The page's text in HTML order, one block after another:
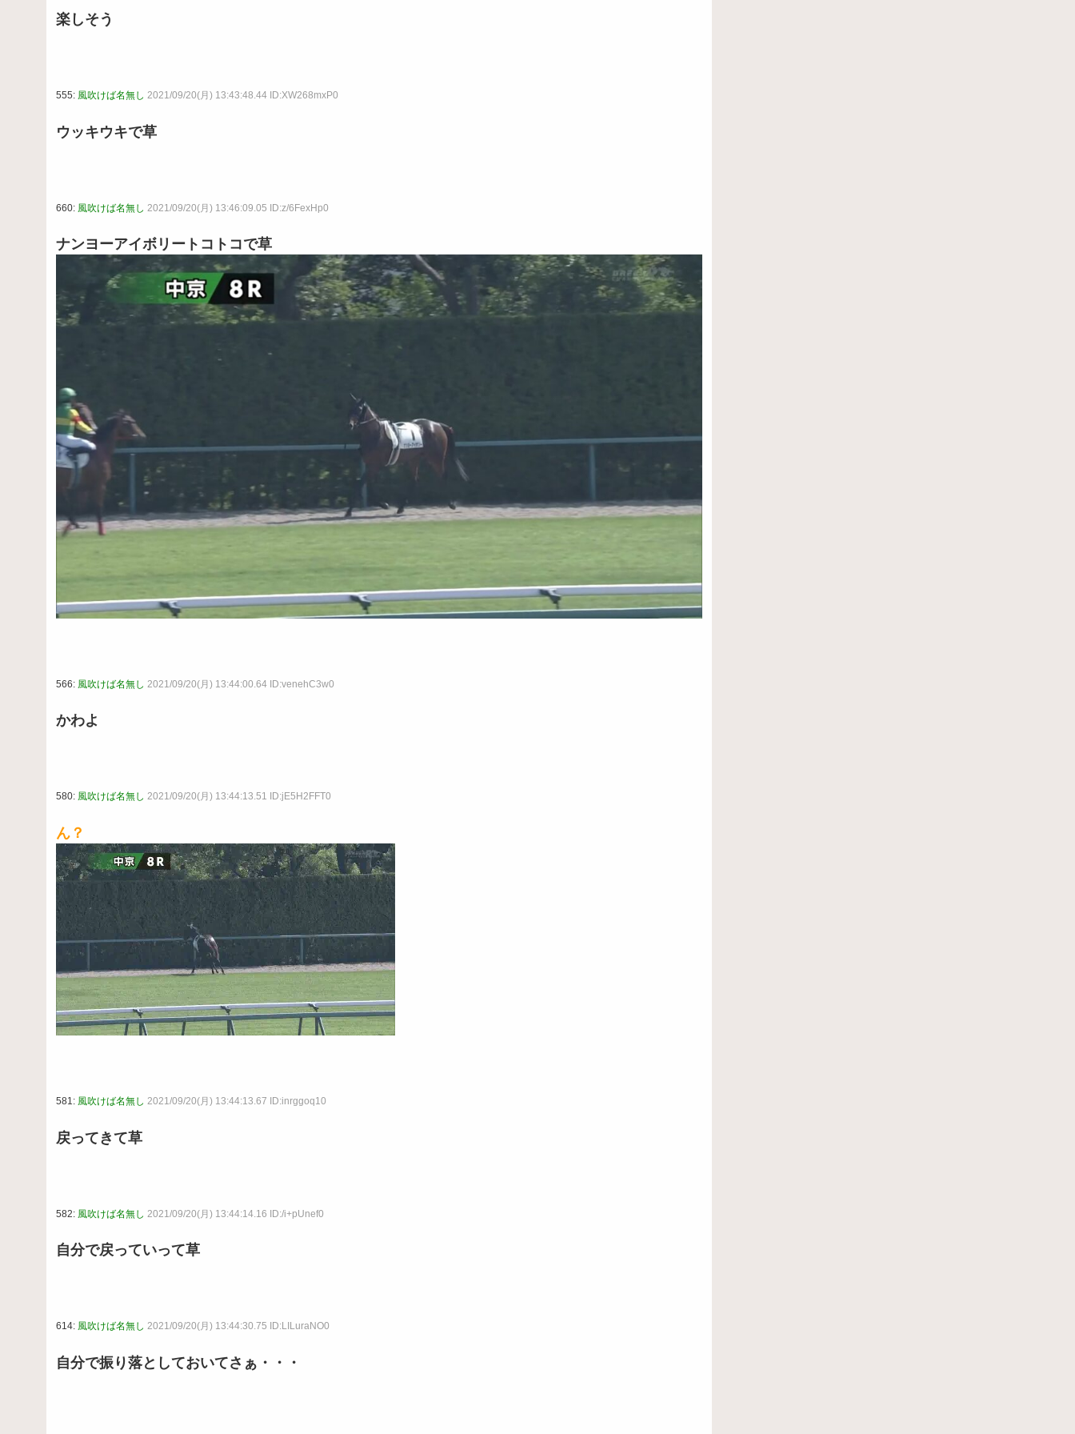
楽しそう
555: 風吹けば名無し 2021/09/20(月) 13:43:48.44 ID:XW268mxP0
ウッキウキで草
660: 風吹けば名無し 2021/09/20(月) 13:46:09.05 ID:z/6FexHp0
ナンヨーアイボリートコトコで草
566: 風吹けば名無し 2021/09/20(月) 13:44:00.64 ID:venehC3w0
かわよ
580: 風吹けば名無し 2021/09/20(月) 13:44:13.51 ID:jE5H2FFT0
ん？
581: 風吹けば名無し 2021/09/20(月) 13:44:13.67 ID:inrggoq10
戻ってきて草
582: 風吹けば名無し 2021/09/20(月) 13:44:14.16 ID:/i+pUnef0
自分で戻っていって草
614: 風吹けば名無し 2021/09/20(月) 13:44:30.75 ID:LILuraNO0
自分で振り落としておいてさぁ・・・